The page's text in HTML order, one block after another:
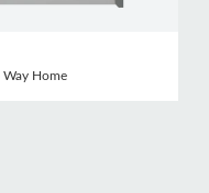
Home